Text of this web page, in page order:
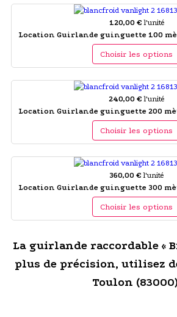
120,00 € l'unité
Location Guirlande guinguette 100
Choisir les options
240,00 € l'unité
Location Guirlande guinguette 200
Choisir les options
360,00 € l'unité
Location Guirlande guinguette 300
Choisir les options
La guirlande raccordable «
plus de précision, utilisez
Toulon